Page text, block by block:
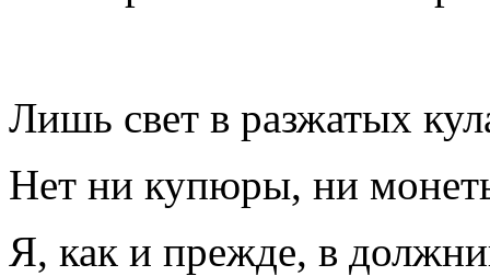
Лишь свет в разжатых
Нет ни купюры, ни
Я, как и прежде, в